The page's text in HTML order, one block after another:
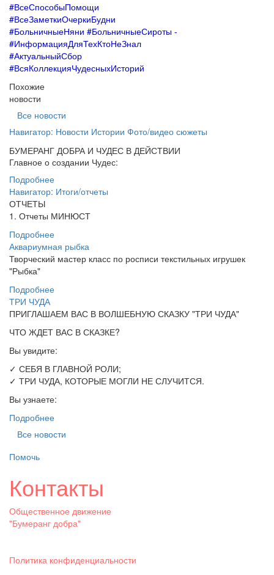
#ВсеСпособыПомощи
#ВсеЗаметкиОчеркиБудни
#БольничныеНяни #БольничныеСироты -
#ИнформацияДляТехКтоНеЗнал
#АктуальныйСбор
#ВсяКоллекцияЧудесныхИсторий
Похожие
новости
Все новости
Навигатор: Новости Истории Фото/видео сюжеты ⠀ ⠀
БУМЕРАНГ ДОБРА И ЧУДЕС В ДЕЙСТВИИ
Главное о создании Чудес:
Подробнее
Навигатор: Итоги/отчеты
ОТЧЕТЫ
1. Отчеты МИНЮСТ
Подробнее
Аквариумная рыбка
Творческий мастер класс по росписи текстильных игрушек
"Рыбка"
Подробнее
ТРИ ЧУДА
ПРИГЛАШАЕМ ВАС В ВОЛШЕБНУЮ СКАЗКУ "ТРИ ЧУДА"
ЧТО ЖДЕТ ВАС В СКАЗКЕ?
Вы увидите:
✓ СЕБЯ В ГЛАВНОЙ РОЛИ;
✓ ТРИ ЧУДА, КОТОРЫЕ МОГЛИ НЕ СЛУЧИТСЯ.
Вы узнаете:
Подробнее
Все новости
Помочь
Контакты
Общественное движение
"Бумеранг добра"
Политика конфиденциальности